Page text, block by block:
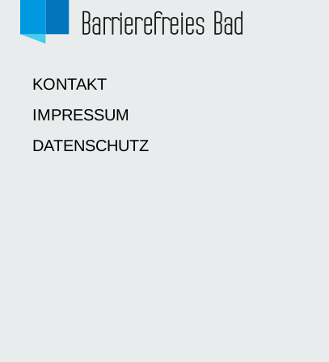
KONTAKT
IMPRESSUM
DATENSCHUTZ